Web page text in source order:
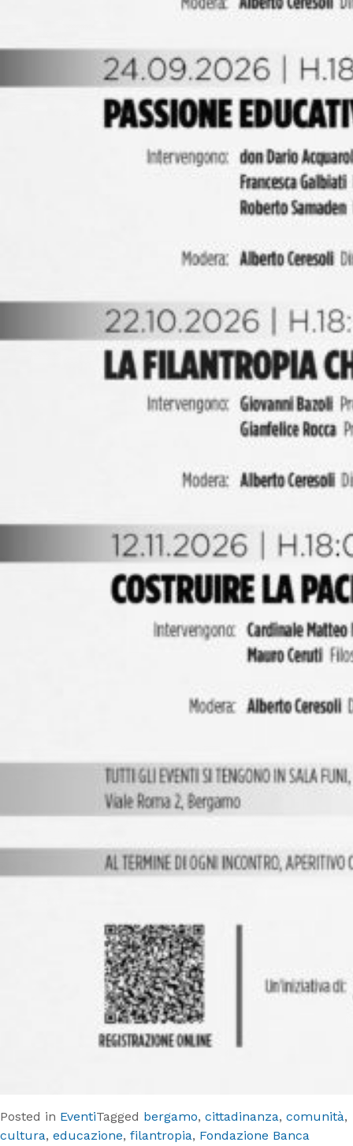
Posted in EventiTagged bergamo, cittadinanza, comunità,
cultura, educazione, filantropia, Fondazione Banca